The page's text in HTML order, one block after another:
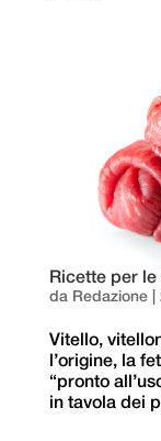
Ricette per
da Redazione|
Vitello,
l’origine, la
“pronto
in tavola dei